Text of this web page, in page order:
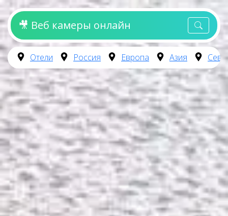
🎥 Веб камеры онлайн
Отели Россия Европа Азия